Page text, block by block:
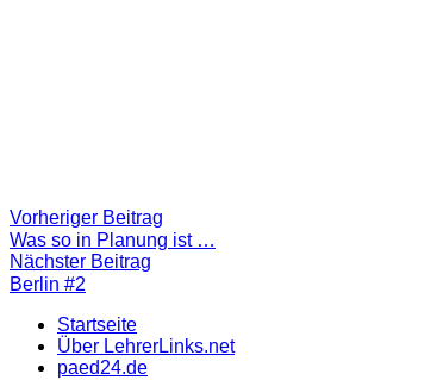
Beitragsnavigation
Vorheriger Beitrag
Beitrag:
Was so in Planung ist …
Nächster Beitrag
Berlin #2
Startseite
Über LehrerLinks.net
paed24.de